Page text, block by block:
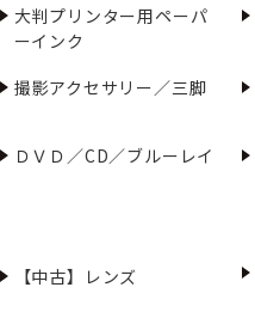
大判プリンター用ペーパ
ーインク
撮影アクセサリー／三脚
ＤＶＤ／CD／ブルーレイ
【中古】レンズ